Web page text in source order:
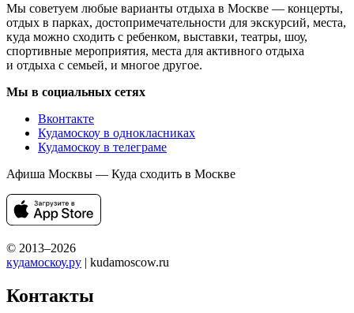
Мы советуем любые варианты отдыха в Москве — концерты,
отдых в парках, достопримечательности для экскурсий, места,
куда можно сходить с ребенком, выставки, театры, шоу,
спортивные мероприятия, места для активного отдыха
и отдыха с семьей, и многое другое.
Мы в социальных сетях
Вконтакте
Кудамоскоу в однокласниках
Кудамоскоу в телеграме
Афиша Москвы — Куда сходить в Москве
© 2013–2026
кудамоскоу.ру | kudamoscow.ru
Контакты